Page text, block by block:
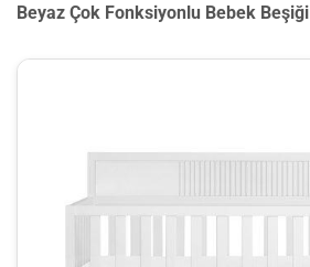
Beyaz Çok Fonksiyonlu Bebek Beşiği